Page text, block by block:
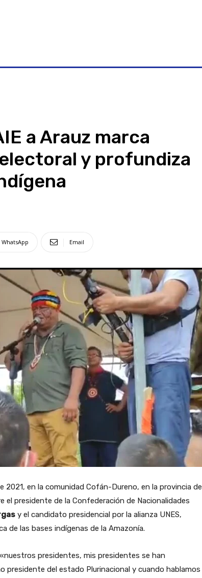
a Arauz marca
y profundiza
WhatsApp Email
2021, en la comunidad Cofán-Dureno, en la provincia de
el presidente de la Confederación de Nacionalidades
y el candidato presidencial por la alianza UNES,
de las bases indígenas de la Amazonía.
presidentes, mis presidentes se han
del estado Plurinacional y cuando hablamos